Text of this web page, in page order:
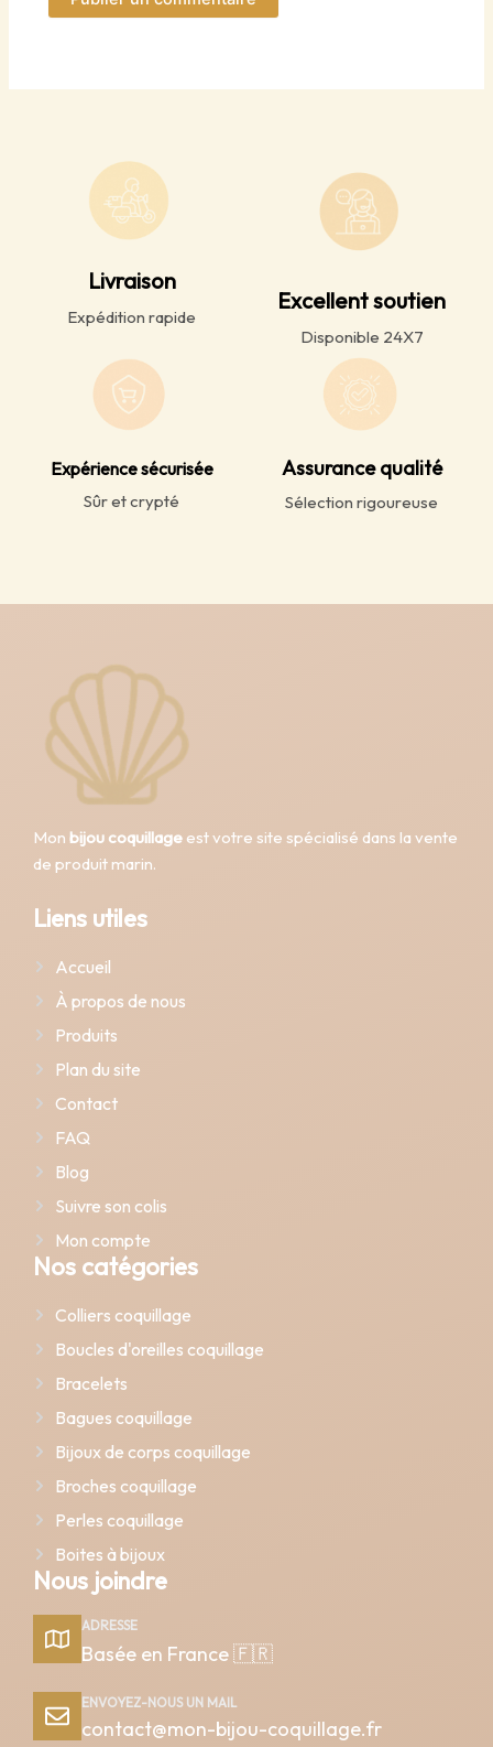
Livraison
Expédition rapide
Excellent soutien
Disponible 24X7
Expérience sécurisée
Sûr et crypté
Assurance qualité
Sélection rigoureuse
Mon bijou coquillage est votre site spécialisé dans la vente
de produit marin.
Liens utiles
Accueil
À propos de nous
Produits
Plan du site
Contact
FAQ
Blog
Suivre son colis
Mon compte
Nos catégories
Colliers coquillage
Boucles d'oreilles coquillage
Bracelets
Bagues coquillage
Bijoux de corps coquillage
Broches coquillage
Perles coquillage
Boites à bijoux
Nous joindre
ADRESSE
Basée en France 🇫🇷
ENVOYEZ-NOUS UN MAIL
contact@mon-bijou-coquillage.fr